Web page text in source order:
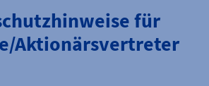
für
Aktionärsvertreter